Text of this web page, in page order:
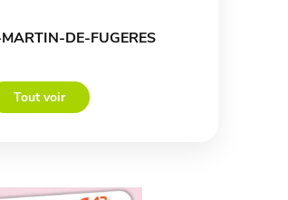
DE-FUGERES
Tout voir